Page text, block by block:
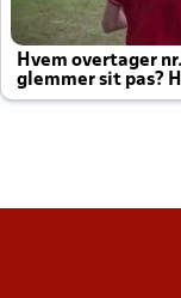
Hvem overtager
glemmer sit pas?
altid til efter